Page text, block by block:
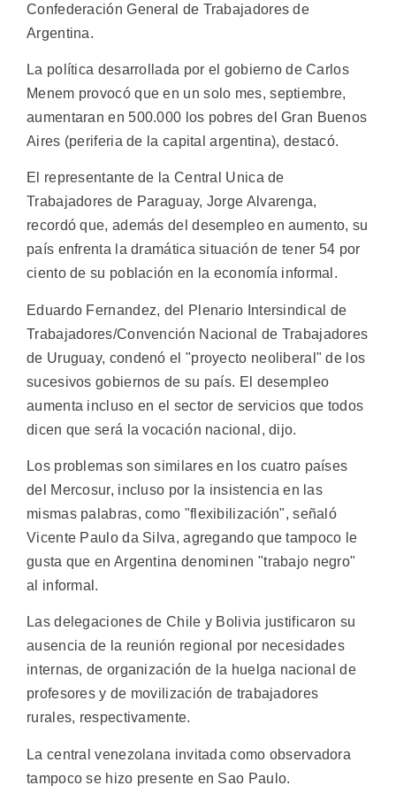
Confederación General de Trabajadores de
Argentina.
La política desarrollada por el gobierno de Carlos
Menem provocó que en un solo mes, septiembre,
aumentaran en 500.000 los pobres del Gran Buenos
Aires (periferia de la capital argentina), destacó.
El representante de la Central Unica de
Trabajadores de Paraguay, Jorge Alvarenga,
recordó que, además del desempleo en aumento, su
país enfrenta la dramática situación de tener 54 por
ciento de su población en la economía informal.
Eduardo Fernandez, del Plenario Intersindical de
Trabajadores/Convención Nacional de Trabajadores
de Uruguay, condenó el "proyecto neoliberal" de los
sucesivos gobiernos de su país. El desempleo
aumenta incluso en el sector de servicios que todos
dicen que será la vocación nacional, dijo.
Los problemas son similares en los cuatro países
del Mercosur, incluso por la insistencia en las
mismas palabras, como "flexibilización", señaló
Vicente Paulo da Silva, agregando que tampoco le
gusta que en Argentina denominen "trabajo negro"
al informal.
Las delegaciones de Chile y Bolivia justificaron su
ausencia de la reunión regional por necesidades
internas, de organización de la huelga nacional de
profesores y de movilización de trabajadores
rurales, respectivamente.
La central venezolana invitada como observadora
tampoco se hizo presente en Sao Paulo.